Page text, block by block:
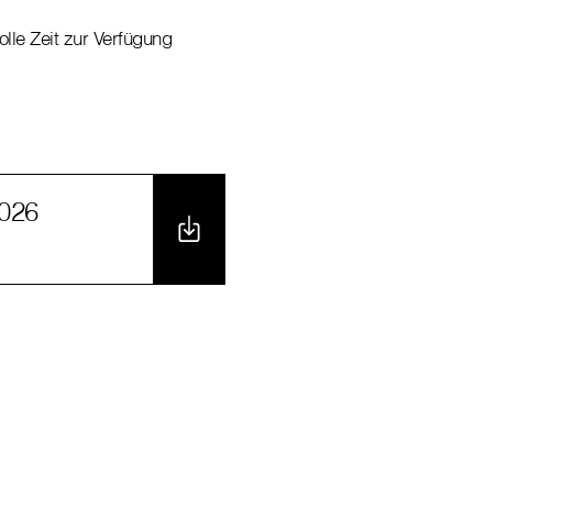
Zeit zur Verfügung